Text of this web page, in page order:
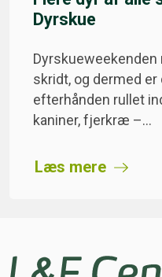
Dyrskue
skridt, og dermed
efterhånden rullet
kaniner, fjerkræ –…
Læs mere